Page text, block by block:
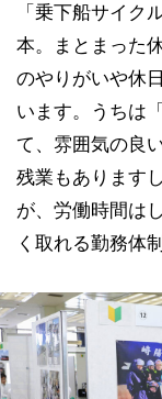
「乗下船サイク
本。まとまった
のやりがいや休
います。うちは
て、雰囲気の良
残業もあります
が、労働時間は
く取れる勤務体